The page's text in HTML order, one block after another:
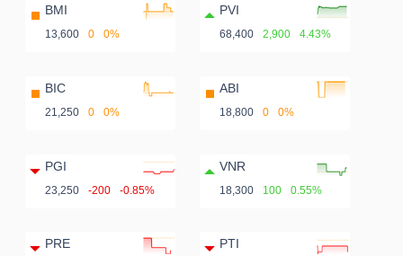
BMI
13,600 0 0%
PVI
68,400 2,900 4.43%
BIC
21,250 0 0%
ABI
18,800 0 0%
PGI
23,250 -200 -0.85%
VNR
18,300 100 0.55%
PRE PTI